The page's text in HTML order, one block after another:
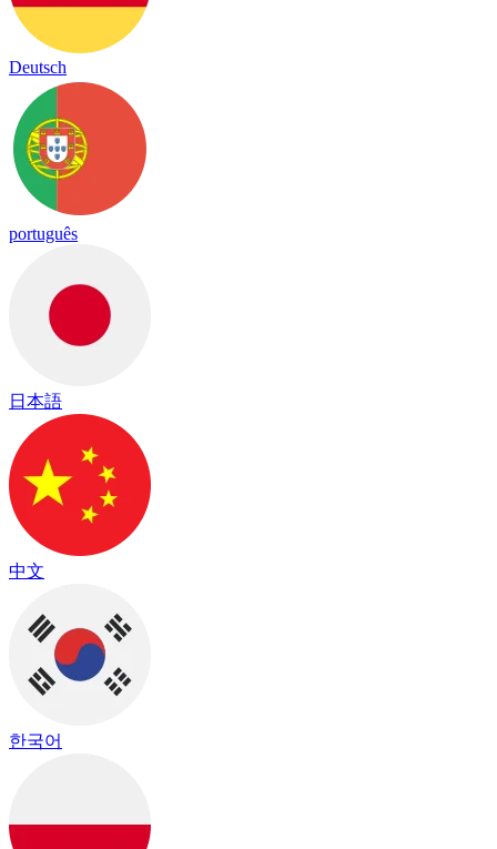
Deutsch
português
日本語
中文
한국어